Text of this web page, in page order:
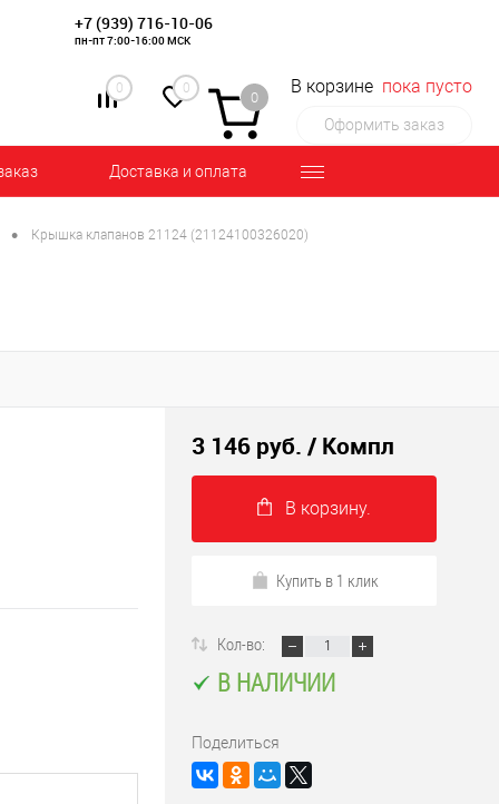
+7 (939) 716-10-06
пн-пт 7:00-16:00 МСК
0 0
0
В корзине пока пусто
Оформить заказ
Доставка и оплата
• Крышка клапанов 21124 (21124100326020)
3 146 руб. / Компл
В корзину.
Купить в 1 клик
Кол-во:
В НАЛИЧИИ
Поделиться